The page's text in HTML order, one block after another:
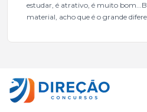
estudar, é atrativo, é muito
material, acho que é o grande
mais excelentes cargos da
fundamental na minha derrota no
pudesse enxergar o que eu errei e
das aulas vocês(Direção